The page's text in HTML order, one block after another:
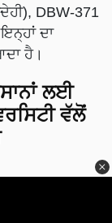
DBW-371
ਦਾ
ਹੈ।
ਲਈ
ਵੱਲੋਂ